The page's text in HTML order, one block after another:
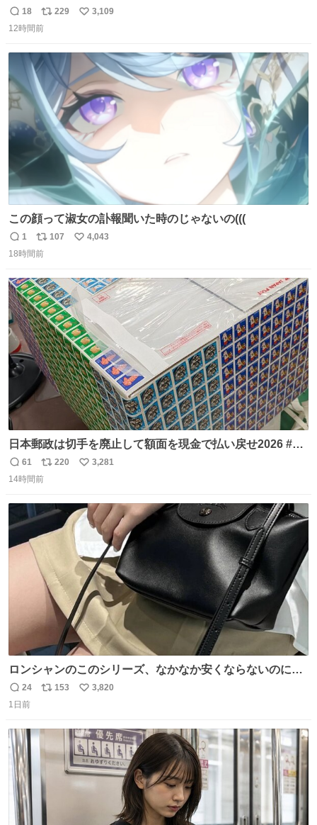
は、完全に見放されたんですが、 見事に85歳の父が治しま
した。 うちの父は、トヨタカローラのボディをオート生産
の配線をハンダで修理している横で、
返
信
18
リ
ポ
ト
229
い
3,109
12時間前
この顔って淑女の訃報聞いた時のじゃないの(((
返
信
1
リ
ポ
ト
数
107
い
数
4,043
18時間前
日本郵政は切手を廃止して額面を現金で払い戻せ2026 #日
本郵政 @JapanPostHD_PR
返
信
61
リ
ポ
ト
220
い
数
3,281
14時間前
ロンシャンのこのシリーズ、なかなか安くならないのにセ
ール価格になってる🖤✨レザーなのが反則級にかわいい。
持ってるだけでコーデが格上げされる。
返
信
24
リ
数
153
い
数
3,820
1日前